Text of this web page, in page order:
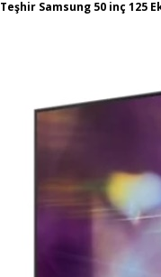
Teşhir Samsung 50 inç 125